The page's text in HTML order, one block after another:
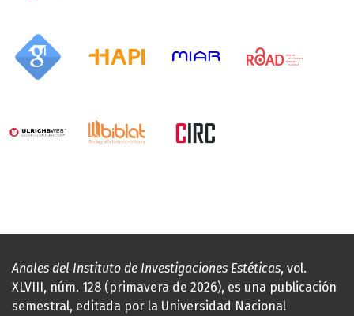
Anales del Instituto de Investigaciones Estéticas, vol.
XLVIII, núm. 128 (primavera de 2026), es una publicación
semestral, editada por la Universidad Nacional